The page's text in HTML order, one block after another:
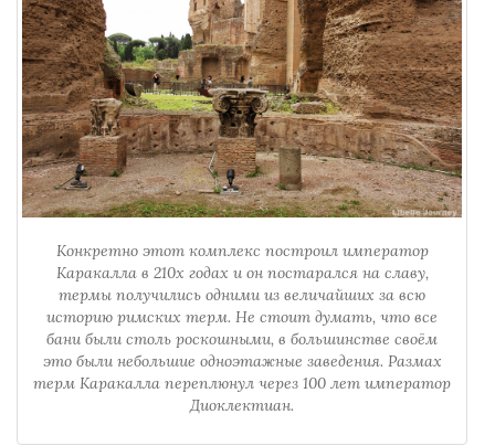
Конкретно этот комплекс построил император
Каракалла в 210х годах и он постарался на славу,
термы получились одними из величайших за всю
историю римских терм. Не стоит думать, что все
бани были столь роскошными, в большинстве своём
это были небольшие одноэтажные заведения. Размах
терм Каракалла переплюнул через 100 лет император
Диоклектиан.